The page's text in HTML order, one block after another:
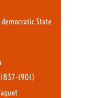
democratic State
1901)